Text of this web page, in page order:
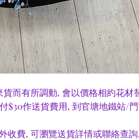
而有所調動, 會以價格相約花材
$30作送貨費用, 到官塘地鐵站/
收費, 可瀏覽送貨詳情或聯絡查詢.